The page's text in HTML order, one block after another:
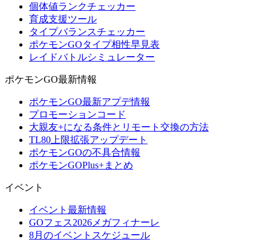
個体値ランクチェッカー
育成支援ツール
タイプバランスチェッカー
ポケモンGOタイプ相性早見表
レイドバトルシミュレーター
ポケモンGO最新情報
ポケモンGO最新アプデ情報
プロモーションコード
大親友+になる条件とリモート交換の方法
TL80上限拡張アップデート
ポケモンGOの不具合情報
ポケモンGOPlus+まとめ
イベント
イベント最新情報
GOフェス2026メガフィナーレ
8月のイベントスケジュール